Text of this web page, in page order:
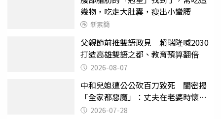
幾物，吃走大肚囊，瘦出小蠻腰
新素簡
父親節前推雙語政見 賴瑞隆喊2030
打造高雄雙語之都、教育預算翻倍
2026-08-07
中和兒媳遭公公砍百刀致死 閨密揭
「全家都惡魔」：丈夫在老婆時懷孕
摔東西
2026-07-28